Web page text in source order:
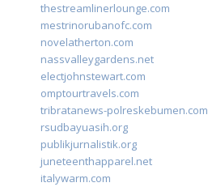
thestreamlinerlounge.com
mestrinorubanofc.com
novelatherton.com
nassvalleygardens.net
electjohnstewart.com
omptourtravels.com
tribratanews-polreskebumen.com
rsudbayuasih.org
publikjurnalistik.org
juneteenthapparel.net
italywarm.com